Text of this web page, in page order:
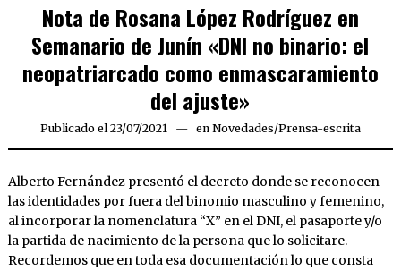
Nota de Rosana López Rodríguez en
Semanario de Junín «DNI no binario: el
neopatriarcado como enmascaramiento
del ajuste»
Publicado el 23/07/202123/07/2021
en Novedades/Prensa-escrita
Alberto Fernández presentó el decreto donde se reconocen
las identidades por fuera del binomio masculino y femenino,
al incorporar la nomenclatura “X” en el DNI, el pasaporte y/o
la partida de nacimiento de la persona que lo solicitare.
Recordemos que en toda esa documentación lo que consta